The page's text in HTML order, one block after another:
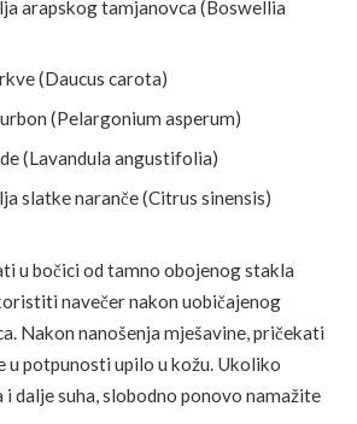
arapskog tamjanovca (Boswellia
(Daucus carota)
(Pelargonium asperum)
(Lavandula angustifolia)
slatke naranče (Citrus sinensis)
u bočici od tamno obojenog stakla
navečer nakon uobičajenog
Nakon nanošenja mješavine, pričekati
u potpunosti upilo u kožu. Ukoliko
dalje suha, slobodno ponovo namažite